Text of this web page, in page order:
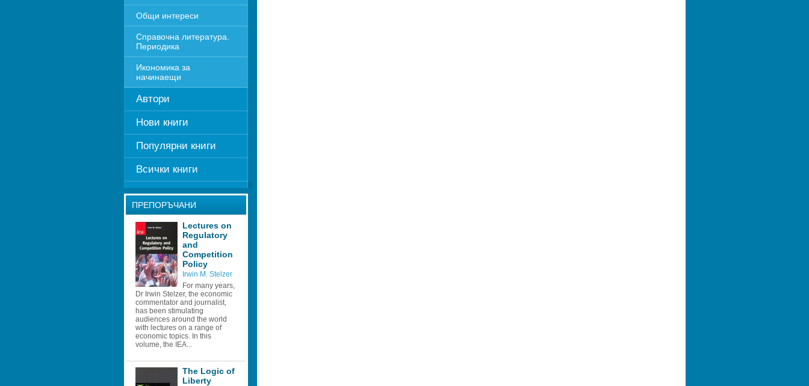
Общи интереси
Справочна литература.
Периодика
Икономика за
начинаещи
Автори
Нови книги
Популярни книги
Всички книги
ПРЕПОРЪЧАНИ
Lectures on
Regulatory
and
Competition
Policy
Irwin M. Stelzer
For many years,
Dr Irwin Stelzer, the economic
commentator and journalist,
has been stimulating
audiences around the world
with lectures on a range of
economic topics. In this
volume, the IEA...
The Logic of
Liberty